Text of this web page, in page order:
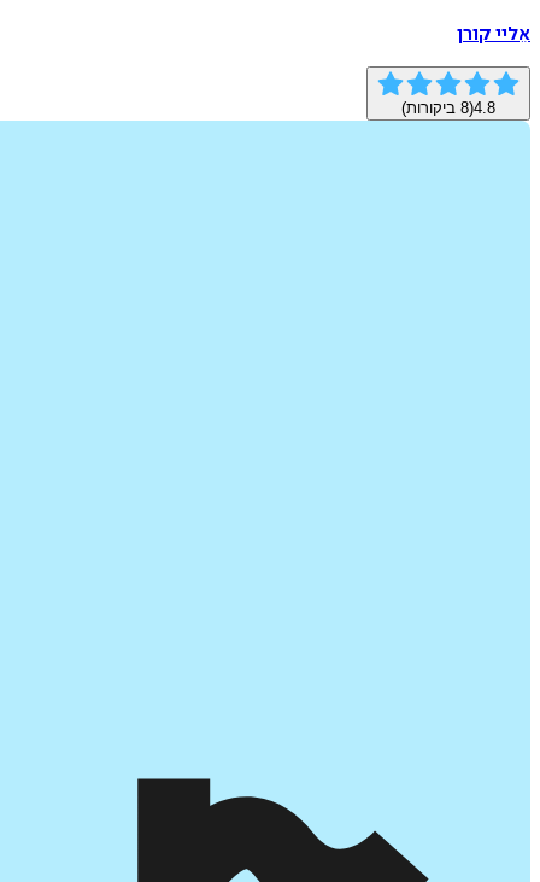
אֵליי קורן
4.8
(
8 ביקורות)